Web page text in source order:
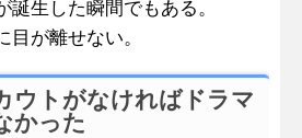
誕生した瞬間でもある。
が離せない。
ウトがなければドラマ
かった